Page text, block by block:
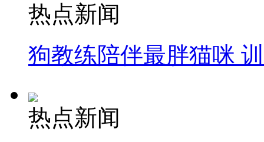
热点新闻
狗教练陪伴最胖猫咪
热点新闻